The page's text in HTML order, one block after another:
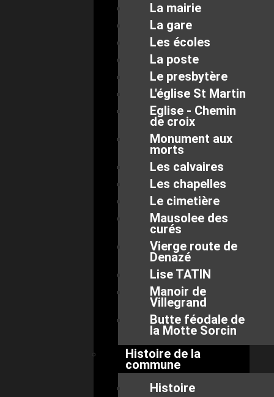
La mairie
La gare
Les écoles
La poste
Le presbytère
L'église St Martin
Eglise - Chemin
de croix
Monument aux
morts
Les calvaires
Les chapelles
Le cimetière
Mausolee des
curés
Vierge route de
Denazé
Lise TATIN
Manoir de
Villegrand
Butte féodale de
la Motte Sorcin
Histoire de la
commune
Histoire